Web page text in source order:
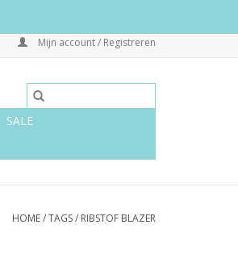
Mijn account / Registreren
SALE
HOME/TAGS/ RIBSTOF BLAZER